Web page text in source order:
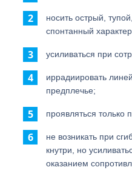
носить острый,
спонтанный
усиливаться при
иррадиировать
предплечье;
проявляться
не возникать при
кнутри, но
оказанием